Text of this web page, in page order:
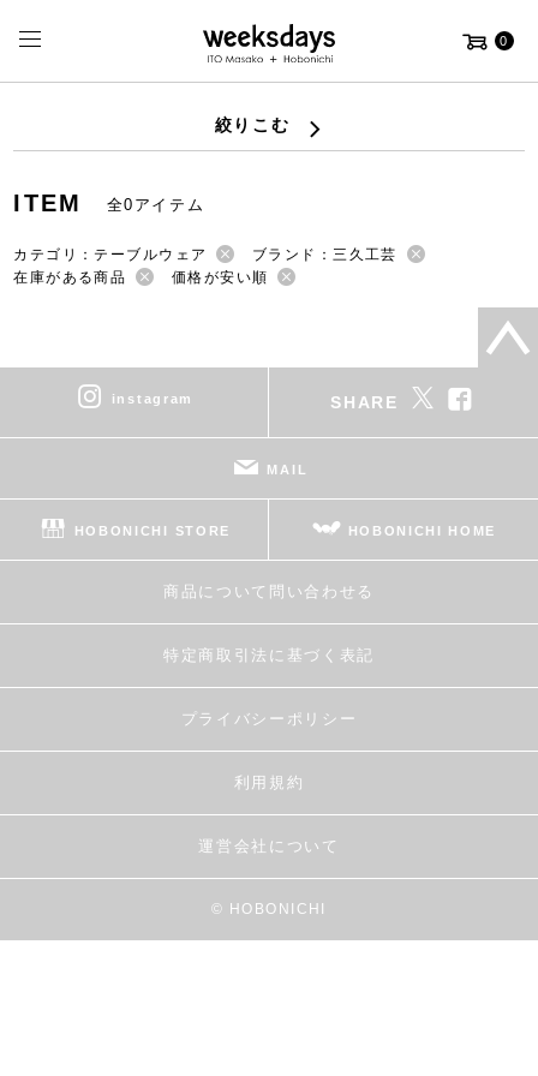
0
絞りこむ
ITEM 全0アイテム
カテゴリ：テーブルウェア
ブランド：三久工芸
在庫がある商品
価格が安い順
instagram SHARE
MAIL
HOBONICHI STORE HOBONICHI HOME
商品について問い合わせる
特定商取引法に基づく表記
プライバシーポリシー
利用規約
運営会社について
© HOBONICHI